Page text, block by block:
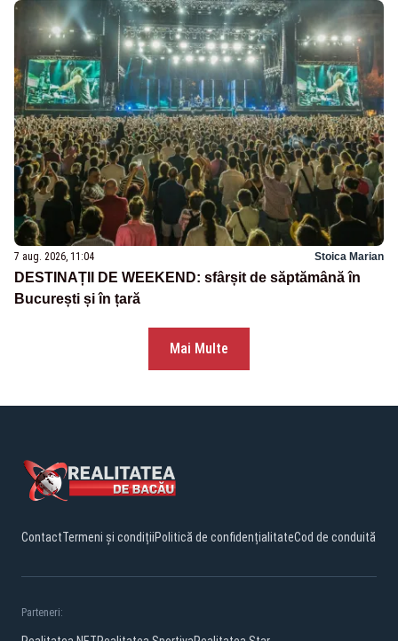
7 aug. 2026, 11:04 Stoica Marian
DESTINAȚII DE WEEKEND: sfârșit de săptămână în
București și în țară
Mai Multe
ContactTermeni și condițiiPolitică de confidențialitateCod de conduită
Parteneri: